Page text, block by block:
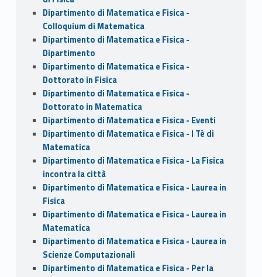
Dipartimento di Matematica e Fisica -
Colloquium di Matematica
Dipartimento di Matematica e Fisica -
Dipartimento
Dipartimento di Matematica e Fisica -
Dottorato in Fisica
Dipartimento di Matematica e Fisica -
Dottorato in Matematica
Dipartimento di Matematica e Fisica - Eventi
Dipartimento di Matematica e Fisica - I Tè di
Matematica
Dipartimento di Matematica e Fisica - La Fisica
incontra la città
Dipartimento di Matematica e Fisica - Laurea in
Fisica
Dipartimento di Matematica e Fisica - Laurea in
Matematica
Dipartimento di Matematica e Fisica - Laurea in
Scienze Computazionali
Dipartimento di Matematica e Fisica - Per la